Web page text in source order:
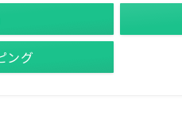
ング